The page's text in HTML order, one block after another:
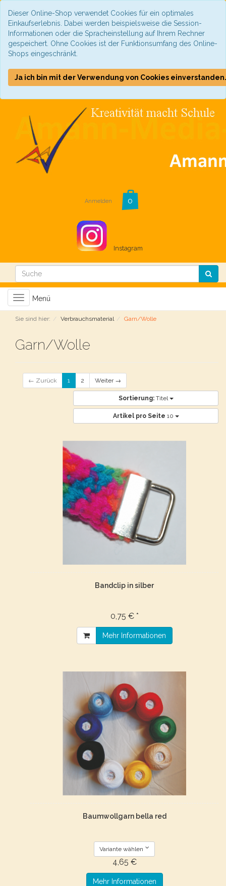
Dieser Online-Shop verwendet Cookies für ein optimales
Einkaufserlebnis. Dabei werden beispielsweise die Session-
Informationen oder die Spracheinstellung auf Ihrem Rechner
gespeichert. Ohne Cookies ist der Funktionsumfang des Online-
Shops eingeschränkt.
Ja ich bin mit der Verwendung von Cookies einverstanden.
Anmelden
Instagram
Toggle
navigation
Menü
Sie sind hier: Verbrauchsmaterial Garn/Wolle
Garn/Wolle
← Zurück 1 2 Weiter →
Sortierung: Titel
Artikel pro Seite 10
Bandclip in silber
0,75 € *
Mehr Informationen
Baumwollgarn bella red
Variante wählen
4,65 €
Mehr Informationen